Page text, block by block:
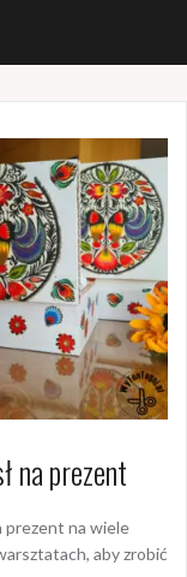
na prezent
prezent na wiele
aby zrobić